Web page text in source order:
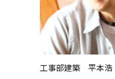
工事部建築 平本浩